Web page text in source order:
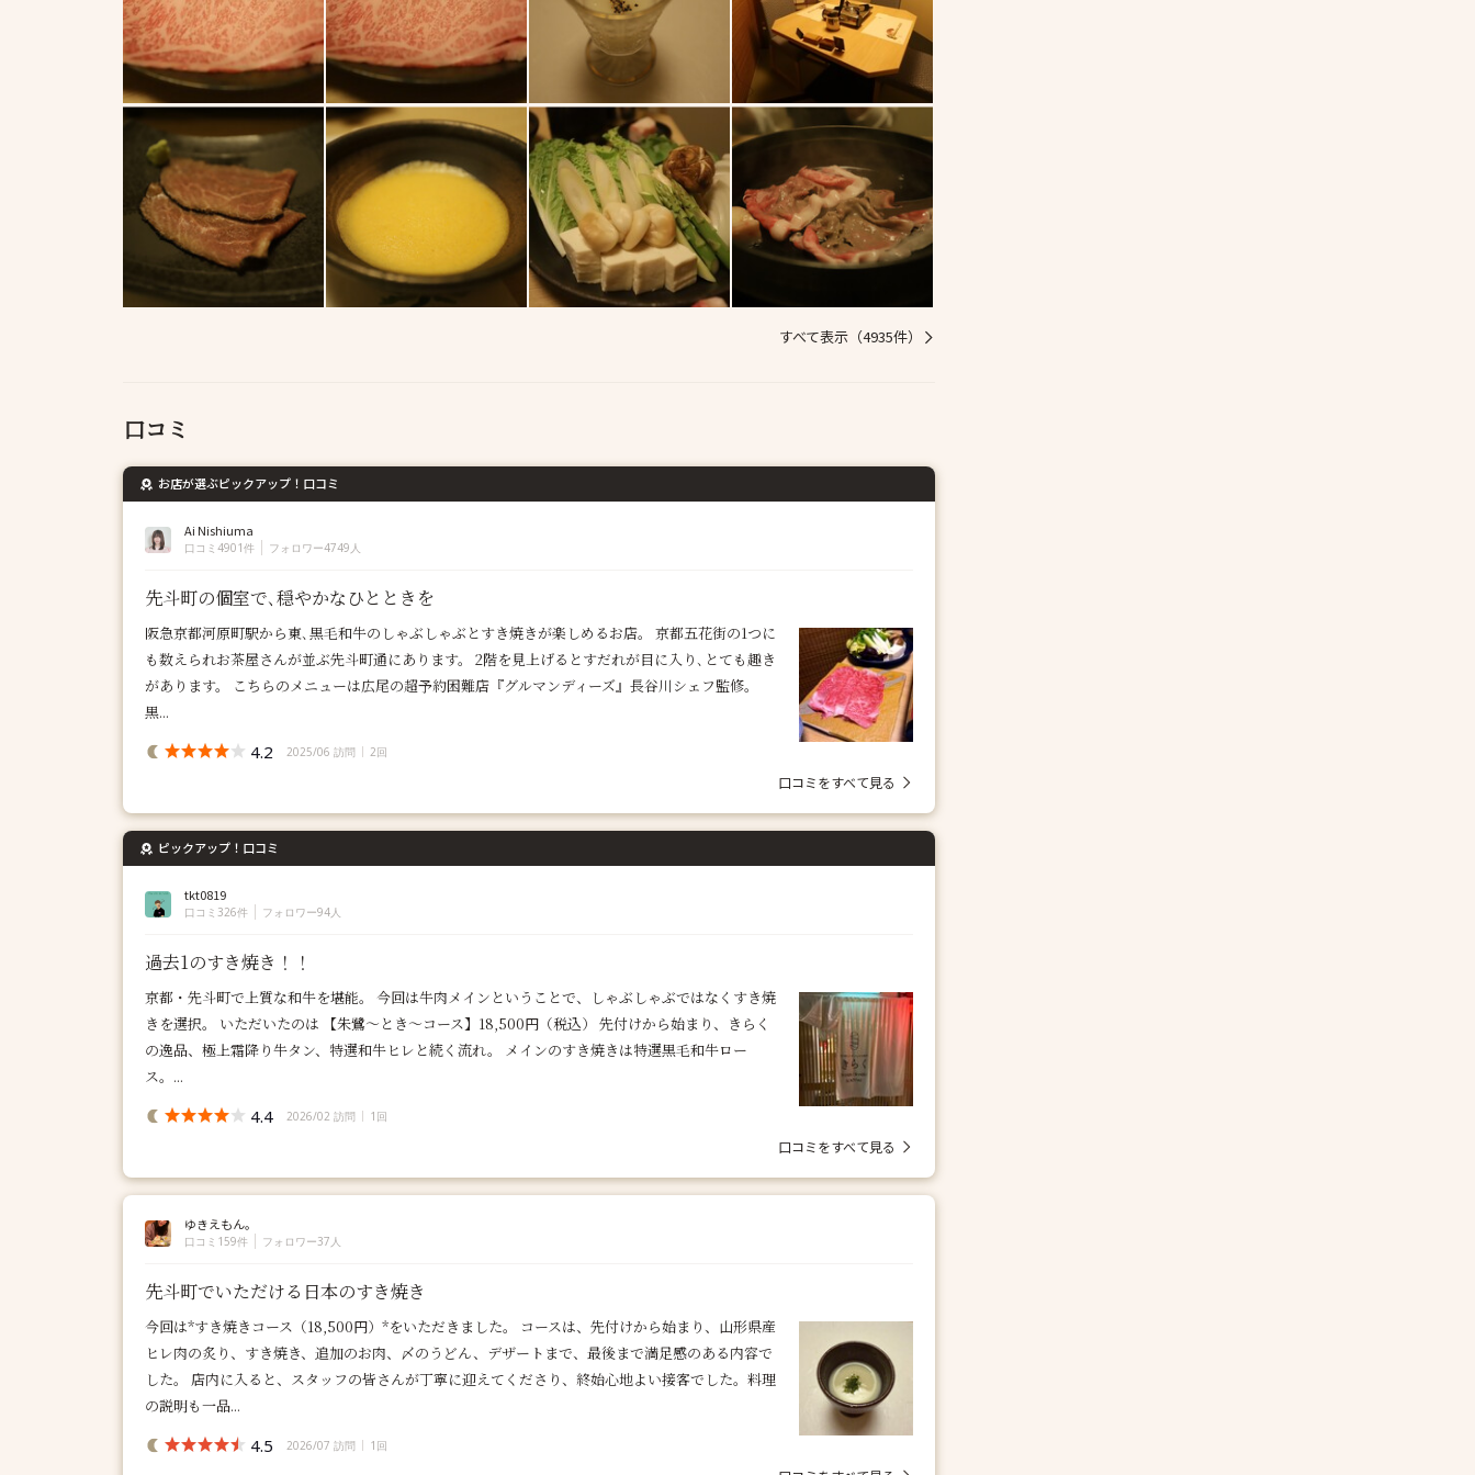
すべて表示（4935件）
口コミ
お店が選ぶピックアップ！口コミ
Ai Nishiuma
口コミ4901件 フォロワー4749人
先斗町の個室で､穏やかなひとときを
阪急京都河原町駅から東､黒毛和牛のしゃぶしゃぶとすき焼きが楽しめるお店。 京都五花街の1つに
も数えられお茶屋さんが並ぶ先斗町通にあります。 2階を見上げるとすだれが目に入り､とても趣き
があります。 こちらのメニューは広尾の超予約困難店『グルマンディーズ』長谷川シェフ監修。
黒...
4.2 2025/06 訪問 2回
口コミをすべて見る
ピックアップ！口コミ
tkt0819
口コミ326件 フォロワー94人
過去1のすき焼き！！
京都・先斗町で上質な和牛を堪能。 今回は牛肉メインということで、しゃぶしゃぶではなくすき焼
きを選択。 いただいたのは 【朱鷺〜とき〜コース】18,500円（税込） 先付けから始まり、きらく
の逸品、極上霜降り牛タン、特選和牛ヒレと続く流れ。 メインのすき焼きは特選黒毛和牛ロー
ス。...
4.4 2026/02 訪問 1回
口コミをすべて見る
ゆきえもん。
口コミ159件 フォロワー37人
先斗町でいただける日本のすき焼き
今回は*すき焼きコース（18,500円）*をいただきました。 コースは、先付けから始まり、山形県産
ヒレ肉の炙り、すき焼き、追加のお肉、〆のうどん、デザートまで、最後まで満足感のある内容で
した。 店内に入ると、スタッフの皆さんが丁寧に迎えてくださり、終始心地よい接客でした。料理
の説明も一品...
4.5 2026/07 訪問 1回